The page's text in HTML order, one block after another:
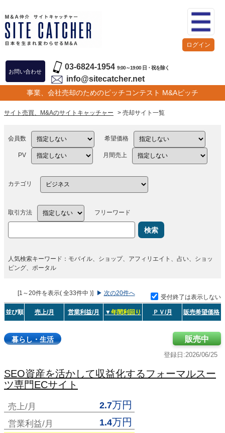
お問い合わせ
03-6824-1954 9:00～19:00 日・祝を除く
info@sitecatcher.net
事業、会社売却のためのピッチコンテスト M&Aピッチ
ログイン
サイト売買、M&Aのサイトキャッチャー > 売却サイト一覧
会員数 希望価格
PV 月間売上
カテゴリ
取引方法 フリーワード
検索
人気検索キーワード：モバイル、ショップ、アフィリエイト、占い、ショッ
ピング、ポータル
[1～20件を表示( 全33件中 )] ▶ 次の20件へ
受付終了は表示しない
並び順 売上/月 営業利益/月 ▼年間利回り ＰＶ/月 販売希望価格
暮らし・生活
登録日:2026/06/25
販売中
SEO資産を活かして収益化するフォーマルスー
ツ専門ECサイト
売上/月 2.7万円
営業利益/月 1.4万円